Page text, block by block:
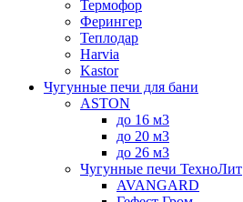
Термофор
Ферингер
Теплодар
Harvia
Kastor
Чугунные печи для бани
ASTON
до 16 м3
до 20 м3
до 26 м3
Чугунные печи ТехноЛит
AVANGARD